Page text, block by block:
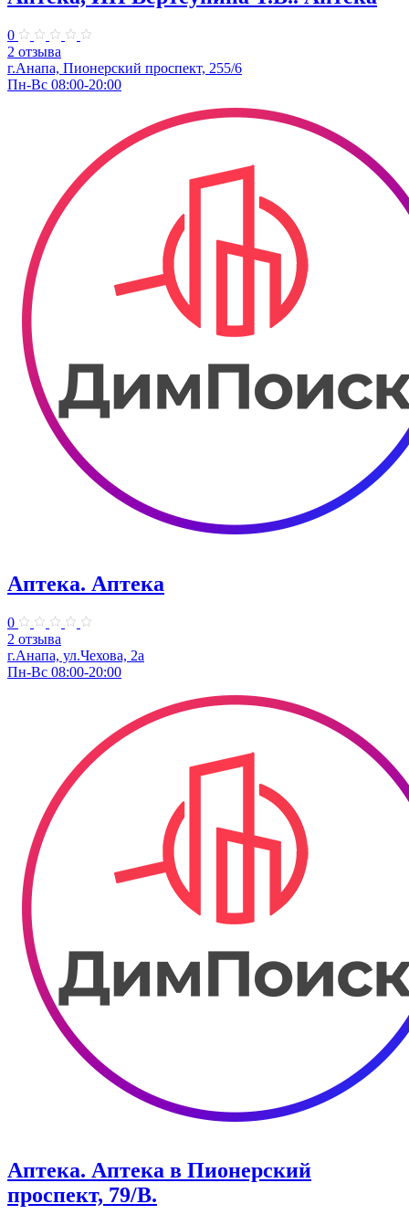
0
2 отзыва
г.Анапа, Пионерский проспект, 255/6
Пн-Вс 08:00-20:00
Аптека. Аптека
0
2 отзыва
г.Анапа, ул.Чехова, 2а
Пн-Вс 08:00-20:00
Аптека. Аптека в Пионерский
проспект, 79/В.